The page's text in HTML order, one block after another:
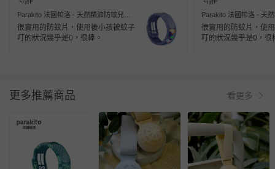
Parakito 法國帕洛 - 天然精油防蚊兒童
手環-星際太空款
很實用的防蚊片，使用後小孩被蚊子
叮的狀況幾乎是0，很棒。
Parakito 法國帕洛 - 天
手環-小美人魚款
很實用的防蚊片，使
叮的狀況幾乎是0，很
更多推薦商品 看更多